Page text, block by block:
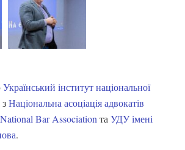
Український інститут національної
Національна асоціація адвокатів
Bar AssociationтаУДУ імені
.